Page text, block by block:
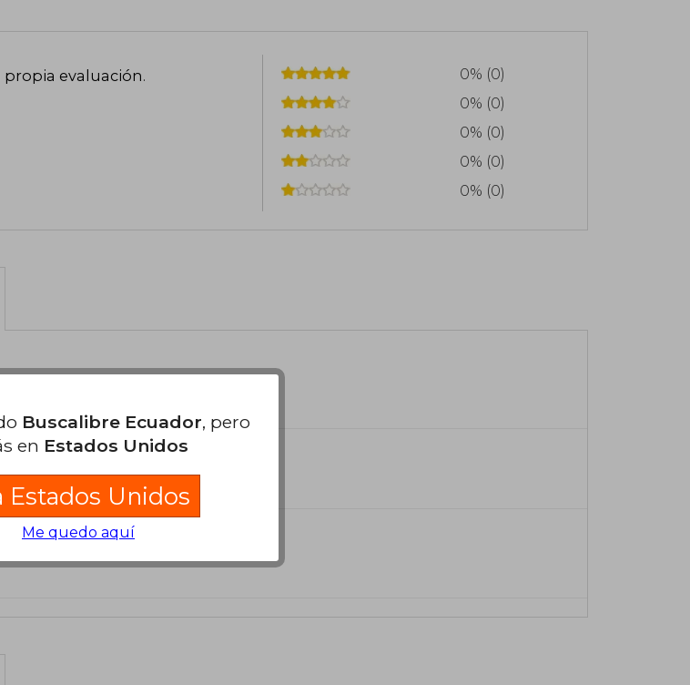
evaluación.
0% (0)
0% (0)
0% (0)
0% (0)
0% (0)
Buscalibre Ecuador, pero
en Estados Unidos
Estados Unidos
Me quedo aquí